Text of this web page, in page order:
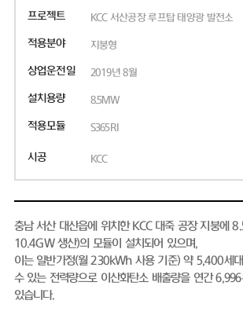
프로젝트 KCC 서산공장 루프탑 태양광 발전소
적용분야 지붕형
상업운전일 2019년 8월
설치용량 8.5MW
적용모듈 S365RI
시공 KCC
충남 서산 대산읍에 위치한 KCC 대죽 공장 지붕에
10.4GW 생산)의 모듈이 설치되어 있으며,
이는 일반가정(월 230kWh 사용 기준) 약 5,400세
수 있는 전력량으로 이산화탄소 배출량을 연간
있습니다.